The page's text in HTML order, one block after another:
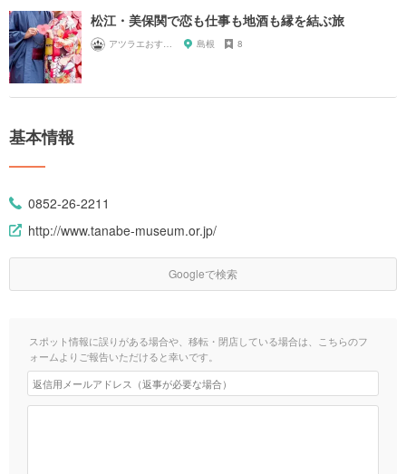
松江・美保関で恋も仕事も地酒も縁を結ぶ旅
島根 8
基本情報
0852-26-2211
http://www.tanabe-museum.or.jp/
Googleで検索
スポット情報に誤りがある場合や、移転・閉店している場合は、こちらのフ
ォームよりご報告いただけると幸いです。